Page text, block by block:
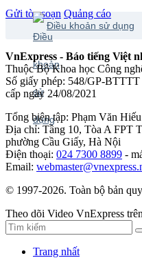
Gửi tòa soạn Quảng cáo
Điều khoản sử dụng
VnExpress - Báo tiếng Việt
Thuộc Bộ Khoa học Công
Số giấy phép: 548/GP-
cấp ngày 24/08/2021
Tổng biên tập: Phạm Văn Hiếu
Địa chỉ: Tầng 10, Tòa A FPT
phường Cầu Giấy, Hà Nội
Điện thoại: 024 7300 8899 -
Email:
© 1997-2026. Toàn bộ bản
Theo dõi Video VnExpress trên
Trang nhất